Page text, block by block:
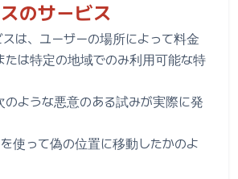
のサービス
は、ユーザーの場所によって料金
たは特定の地域でのみ利用可能な特
のような悪意のある試みが実際に発
使って偽の位置に移動したかのよ